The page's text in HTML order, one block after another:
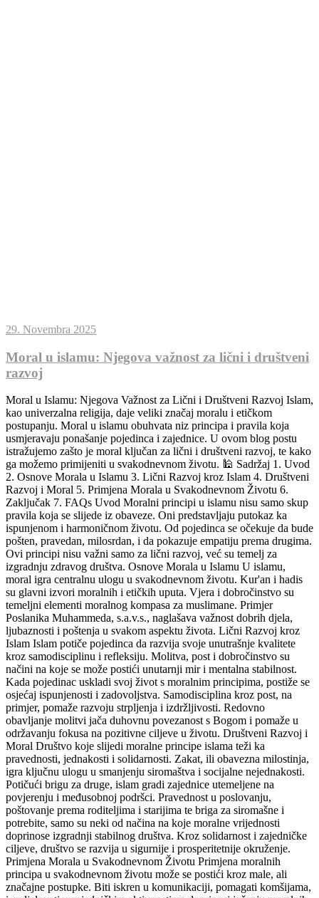
29. Novembra 2025
Moral u islamu: Njegova važnost za lični i društveni
razvoj
Moral u Islamu: Njegova Važnost za Lični i Društveni Razvoj Islam,
kao univerzalna religija, daje veliki značaj moralu i etičkom
postupanju. Moral u islamu obuhvata niz principa i pravila koja
usmjeravaju ponašanje pojedinca i zajednice. U ovom blog postu
istražujemo zašto je moral ključan za lični i društveni razvoj, te kako
ga možemo primijeniti u svakodnevnom životu. 🕌 Sadržaj 1. Uvod
2. Osnove Morala u Islamu 3. Lični Razvoj kroz Islam 4. Društveni
Razvoj i Moral 5. Primjena Morala u Svakodnevnom Životu 6.
Zaključak 7. FAQs Uvod Moralni principi u islamu nisu samo skup
pravila koja se slijede iz obaveze. Oni predstavljaju putokaz ka
ispunjenom i harmoničnom životu. Od pojedinca se očekuje da bude
pošten, pravedan, milosrdan, i da pokazuje empatiju prema drugima.
Ovi principi nisu važni samo za lični razvoj, već su temelj za
izgradnju zdravog društva. Osnove Morala u Islamu U islamu,
moral igra centralnu ulogu u svakodnevnom životu. Kur'an i hadis
su glavni izvori moralnih i etičkih uputa. Vjera i dobročinstvo su
temeljni elementi moralnog kompasa za muslimane. Primjer
Poslanika Muhammeda, s.a.v.s., naglašava važnost dobrih djela,
ljubaznosti i poštenja u svakom aspektu života. Lični Razvoj kroz
Islam Islam potiče pojedinca da razvija svoje unutrašnje kvalitete
kroz samodisciplinu i refleksiju. Molitva, post i dobročinstvo su
načini na koje se može postići unutarnji mir i mentalna stabilnost.
Kada pojedinac uskladi svoj život s moralnim principima, postiže se
osjećaj ispunjenosti i zadovoljstva. Samodisciplina kroz post, na
primjer, pomaže razvoju strpljenja i izdržljivosti. Redovno
obavljanje molitvi jača duhovnu povezanost s Bogom i pomaže u
održavanju fokusa na pozitivne ciljeve u životu. Društveni Razvoj i
Moral Društvo koje slijedi moralne principe islama teži ka
pravednosti, jednakosti i solidarnosti. Zakat, ili obavezna milostinja,
igra ključnu ulogu u smanjenju siromaštva i socijalne nejednakosti.
Potičući brigu za druge, islam gradi zajednice utemeljene na
povjerenju i međusobnoj podršci. Pravednost u poslovanju,
poštovanje prema roditeljima i starijima te briga za siromašne i
potrebite, samo su neki od načina na koje moralne vrijednosti
doprinose izgradnji stabilnog društva. Kroz solidarnost i zajedničke
ciljeve, društvo se razvija u sigurnije i prosperitetnije okruženje.
Primjena Morala u Svakodnevnom Životu Primjena moralnih
principa u svakodnevnom životu može se postići kroz male, ali
značajne postupke. Biti iskren u komunikaciji, pomagati komšijama,